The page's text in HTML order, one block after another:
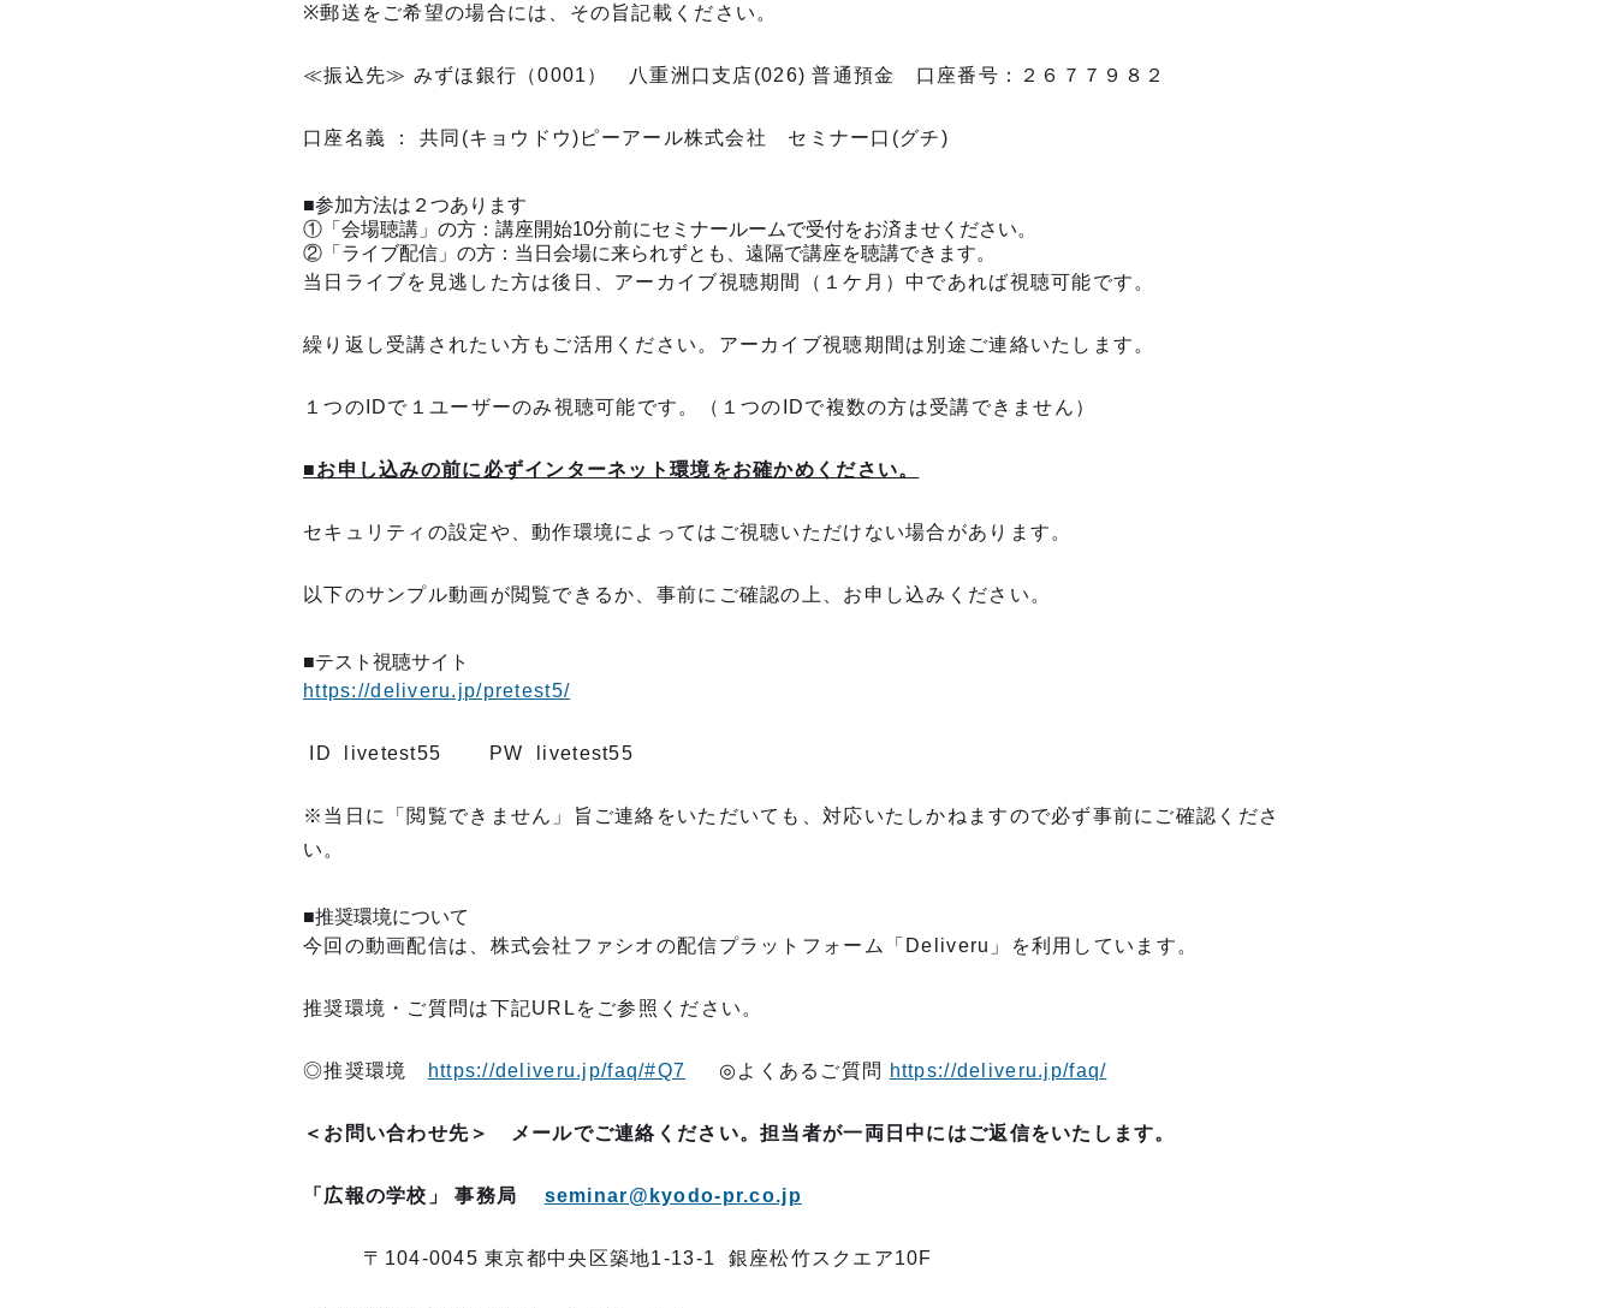
※郵送をご希望の場合には、その旨記載ください。
≪振込先≫ みずほ銀行（0001） 八重洲口支店(026) 普通預金 口座番号：２６７７９８２
口座名義 ： 共同(キョウドウ)ピーアール株式会社 セミナー口(グチ)
■参加方法は２つあります
①「会場聴講」の方：講座開始10分前にセミナールームで受付をお済ませください。
②「ライブ配信」の方：当日会場に来られずとも、遠隔で講座を聴講できます。
当日ライブを見逃した方は後日、アーカイブ視聴期間（１ケ月）中であれば視聴可能です。
繰り返し受講されたい方もご活用ください。アーカイブ視聴期間は別途ご連絡いたします。
１つのIDで１ユーザーのみ視聴可能です。（１つのIDで複数の方は受講できません）
■お申し込みの前に必ずインターネット環境をお確かめください。
セキュリティの設定や、動作環境によってはご視聴いただけない場合があります。
以下のサンプル動画が閲覧できるか、事前にご確認の上、お申し込みください。
■テスト視聴サイト
https://deliveru.jp/pretest5/
ID livetest55 PW livetest55
※当日に「閲覧できません」旨ご連絡をいただいても、対応いたしかねますので必ず事前にご確認くださ
い。
■推奨環境について
今回の動画配信は、株式会社ファシオの配信プラットフォーム「Deliveru」を利用しています。
推奨環境・ご質問は下記URLをご参照ください。
◎推奨環境 https://deliveru.jp/faq/#Q7 ◎よくあるご質問 https://deliveru.jp/faq/
＜お問い合わせ先＞ メールでご連絡ください。担当者が一両日中にはご返信をいたします。
「広報の学校」 事務局 seminar@kyodo-pr.co.jp
〒104-0045 東京都中央区築地1-13-1 銀座松竹スクエア10F